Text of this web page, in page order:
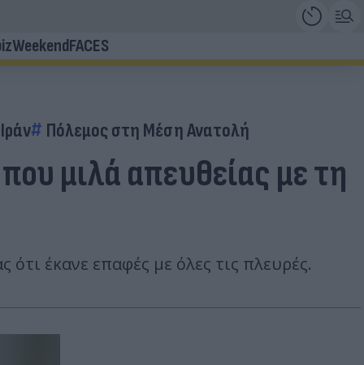
WeekendFACES
Ιράν Πόλεμος στη Μέση Ανατολή
μιλά απευθείας με τη
έκανε επαφές με όλες τις πλευρές.